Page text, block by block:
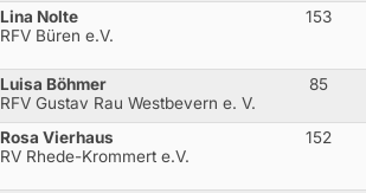
Lina Nolte
RFV Büren e.V.
153
Luisa Böhmer
RFV Gustav Rau Westbevern e. V.
85
Rosa Vierhaus
RV Rhede-Krommert e.V.
152